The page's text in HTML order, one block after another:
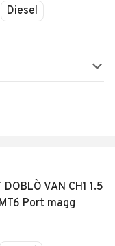
Diesel
VAN CH1 1.5
Port magg